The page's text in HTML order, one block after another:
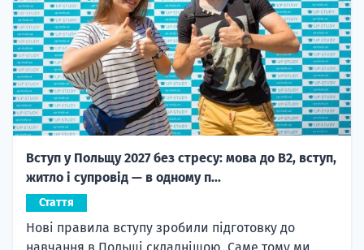
Вступ у Польщу 2027 без стресу: мова до B2, вступ,
житло і супровід — в одному п...
Стаття
Нові правила вступу зробили підготовку до